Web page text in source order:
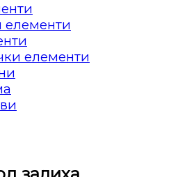
елементи